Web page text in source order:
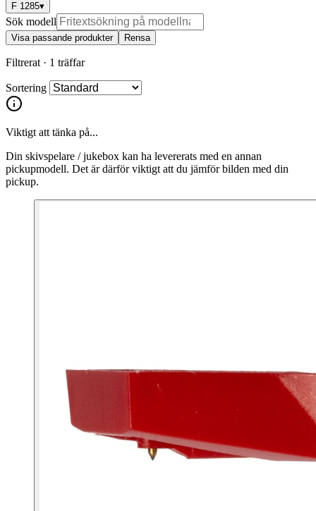
F 1285▾
Sök modell
Visa passande produkter Rensa
Filtrerat · 1 träffar
Sortering
Viktigt att tänka på...
Din skivspelare / jukebox kan ha levererats med en annan
pickupmodell. Det är därför viktigt att du jämför bilden med din
pickup.